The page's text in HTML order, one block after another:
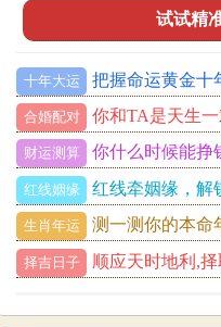
试试精
十年大运 把握命运黄金十
合婚配对 你和TA是天生
财运测算 你什么时候能挣
红线姻缘 红线牵姻缘，解
生肖年运 测一测你的本命
择吉日子 顺应天时地利,择